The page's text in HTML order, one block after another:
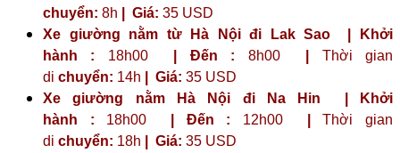
chuyển: 8h Giá: 35 USD
Xe giường nằm từ Hà Nội đi Lak Sao | Khởi
hành : 18h00| Đến : 8h00| Thời gian
di chuyển: 14h Giá: 35 USD
Xe giường nằm Hà Nội đi Na Hin | Khởi
hành : 18h00 | Đến : 12h00|Thời gian
di chuyển: 18h Giá: 35 USD